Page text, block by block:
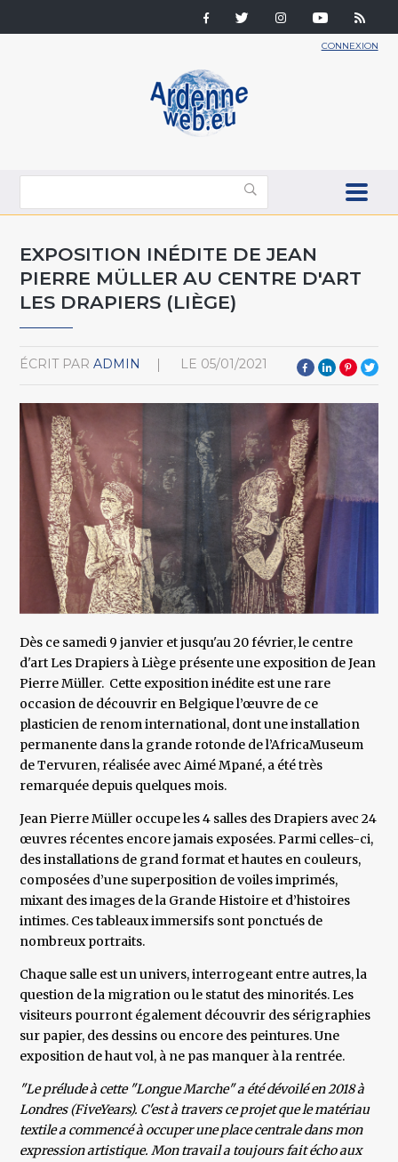
CONNEXION
EXPOSITION INÉDITE DE JEAN
PIERRE MÜLLER AU CENTRE D'ART
LES DRAPIERS (LIÈGE)
ÉCRIT PAR ADMIN LE 05/01/2021
Dès ce samedi 9 janvier et jusqu'au 20 février, le centre
d'art Les Drapiers à Liège présente une exposition de Jean
Pierre Müller. Cette exposition inédite est une rare
occasion de découvrir en Belgique l’œuvre de ce
plasticien de renom international, dont une installation
permanente dans la grande rotonde de l’AfricaMuseum
de Tervuren, réalisée avec Aimé Mpané, a été très
remarquée depuis quelques mois.
Jean Pierre Müller occupe les 4 salles des Drapiers avec 24
œuvres récentes encore jamais exposées. Parmi celles-ci,
des installations de grand format et hautes en couleurs,
composées d’une superposition de voiles imprimés,
mixant des images de la Grande Histoire et d’histoires
intimes. Ces tableaux immersifs sont ponctués de
nombreux portraits.
Chaque salle est un univers, interrogeant entre autres, la
question de la migration ou le statut des minorités. Les
visiteurs pourront également découvrir des sérigraphies
sur papier, des dessins ou encore des peintures. Une
exposition de haut vol, à ne pas manquer à la rentrée.
"Le prélude à cette "Longue Marche" a été dévoilé en 2018 à
Londres (FiveYears). C'est à travers ce projet que le matériau
textile a commencé à occuper une place centrale dans mon
expression artistique. Mon travail a toujours fait écho aux